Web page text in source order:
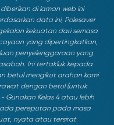
di laman web ini
data ini, Polesaver
kekuatan dari semasa
yang dipertingkatkan,
penyelenggaraan yang
Ini tertakluk kepada
betul mengikut arahan kami
dengan betul (untuk
Kelas 4 atau lebih
pereputan pada masa
nyata atau tersirat